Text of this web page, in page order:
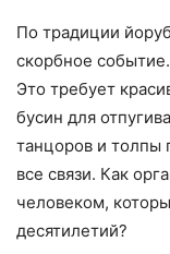
По традиции
скорбное
Это требует
бусин для
танцоров и толпы
все связи. Как
человеком,
десятилетий?